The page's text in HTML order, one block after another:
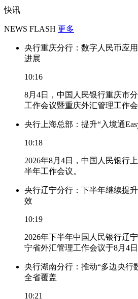
快讯
NEWS FLASH 更多
央行重庆分行：数字人民币应
进展
10:16
8月4日，中国人民银行重庆市
工作会议暨重庆外汇管理工作会
央行上海总部：提升“入境通
10:18
2026年8月4日，中国人民银行
半年工作会议。
央行辽宁分行：下半年继续提
效
10:19
2026年下半年中国人民银行辽
宁省外汇管理工作会议于8月4日
央行湖南分行：推动“多边央行
全省覆盖
10:21